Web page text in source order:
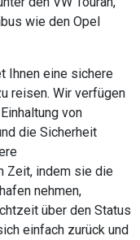
wie den Opel
Ihnen eine sichere
reisen. Wir verfügen
von
die Sicherheit
Zeit, indem sie die
nehmen,
über den Status
einfach zurück und